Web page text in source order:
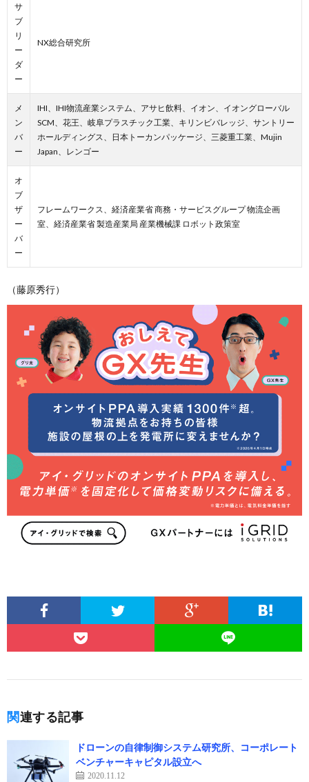
サ
ブ
リ
ー
ダ
ー
NX総合研究所
メ
ン
バ
ー
IHI、IHI物流産業システム、アサヒ飲料、イオン、イオングローバル
SCM、花王、岐阜プラスチック工業、キリンビバレッジ、サントリー
ホールディングス、日本トーカンパッケージ、三菱重工業、Mujin
Japan、レンゴー
オ
ブ
ザ
ー
バ
ー
フレームワークス、経済産業省 商務・サービスグループ 物流企画
室、経済産業省 製造産業局 産業機械課 ロボット政策室
（藤原秀行）
関連する記事
ドローンの自律制御システム研究所、コーポレート
ベンチャーキャピタル設立へ
2020.11.12